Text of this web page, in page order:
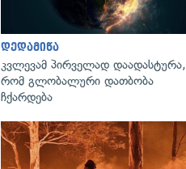
დედამიწა
კვლევამ პირველად დაადასტურა,
რომ გლობალური დათბობა
ჩქარდება